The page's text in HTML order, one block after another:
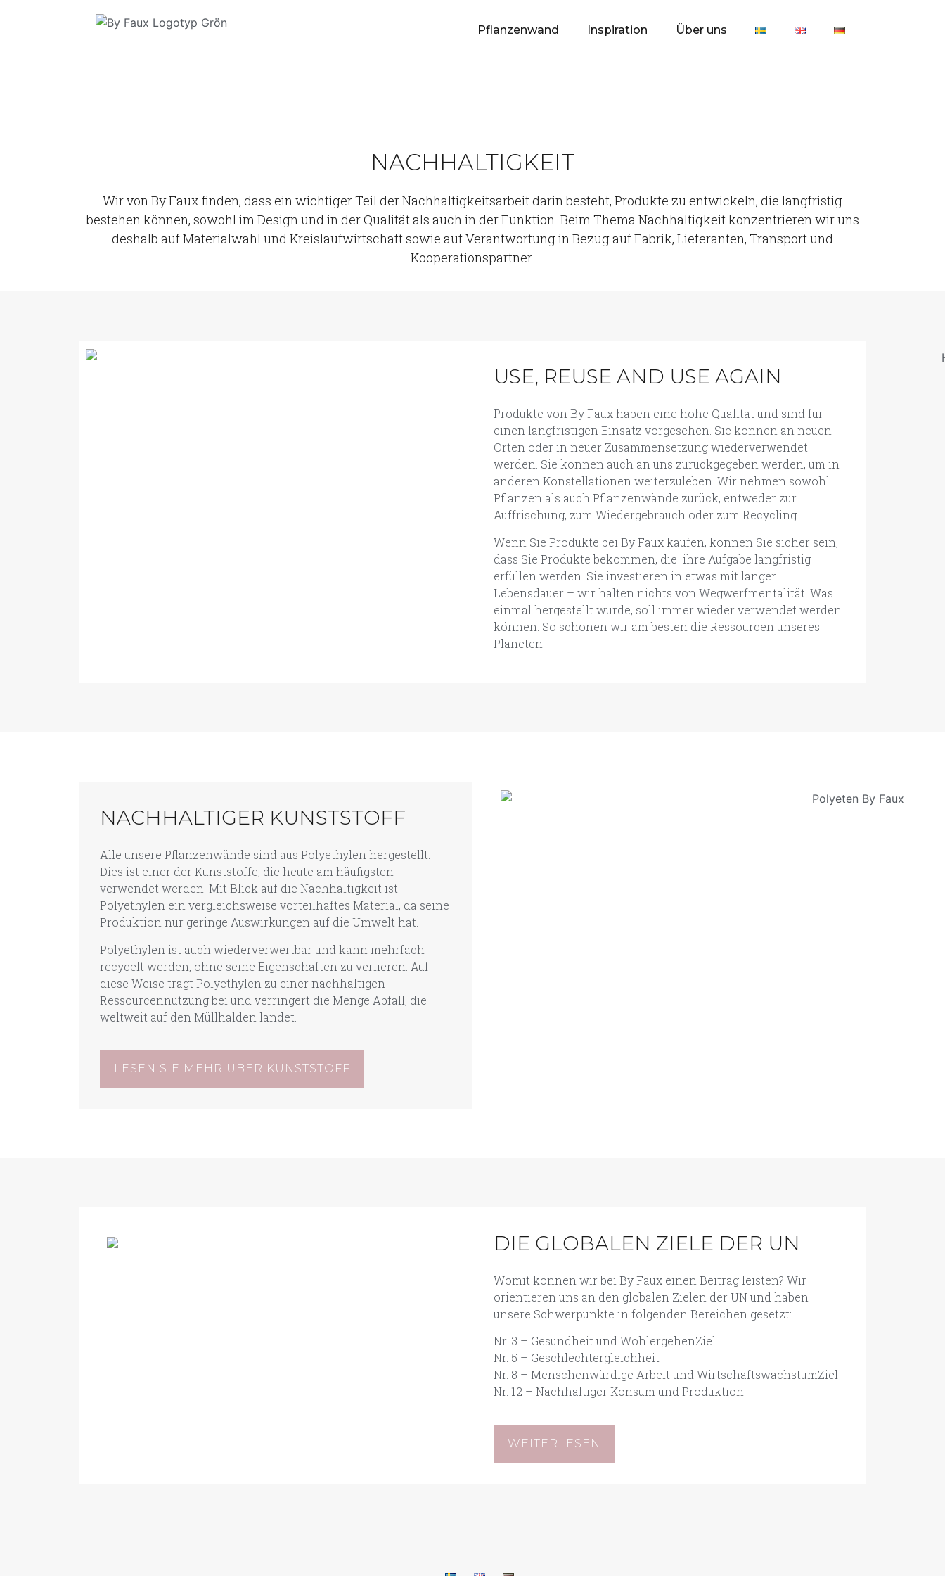
Pflanzenwand Inspiration Über uns
NACHHALTIGKEIT
Wir von By Faux finden, dass ein wichtiger Teil der Nachhaltigkeitsarbeit darin besteht, Produkte zu entwickeln, die langfristig
bestehen können, sowohl im Design und in der Qualität als auch in der Funktion. Beim Thema Nachhaltigkeit konzentrieren wir uns
deshalb auf Materialwahl und Kreislaufwirtschaft sowie auf Verantwortung in Bezug auf Fabrik, Lieferanten, Transport und
Kooperationspartner.
USE, REUSE AND USE AGAIN
Produkte von By Faux haben eine hohe Qualität und sind für
einen langfristigen Einsatz vorgesehen. Sie können an neuen
Orten oder in neuer Zusammensetzung wiederverwendet
werden. Sie können auch an uns zurückgegeben werden, um in
anderen Konstellationen weiterzuleben. Wir nehmen sowohl
Pflanzen als auch Pflanzenwände zurück, entweder zur
Auffrischung, zum Wiedergebrauch oder zum Recycling.
Wenn Sie Produkte bei By Faux kaufen, können Sie sicher sein,
dass Sie Produkte bekommen, die ihre Aufgabe langfristig
erfüllen werden. Sie investieren in etwas mit langer
Lebensdauer – wir halten nichts von Wegwerfmentalität. Was
einmal hergestellt wurde, soll immer wieder verwendet werden
können. So schonen wir am besten die Ressourcen unseres
Planeten.
NACHHALTIGER KUNSTSTOFF
Alle unsere Pflanzenwände sind aus Polyethylen hergestellt.
Dies ist einer der Kunststoffe, die heute am häufigsten
verwendet werden. Mit Blick auf die Nachhaltigkeit ist
Polyethylen ein vergleichsweise vorteilhaftes Material, da seine
Produktion nur geringe Auswirkungen auf die Umwelt hat.
Polyethylen ist auch wiederverwertbar und kann mehrfach
recycelt werden, ohne seine Eigenschaften zu verlieren. Auf
diese Weise trägt Polyethylen zu einer nachhaltigen
Ressourcennutzung bei und verringert die Menge Abfall, die
weltweit auf den Müllhalden landet.
LESEN SIE MEHR ÜBER KUNSTSTOFF
DIE GLOBALEN ZIELE DER UN
Womit können wir bei By Faux einen Beitrag leisten? Wir
orientieren uns an den globalen Zielen der UN und haben
unsere Schwerpunkte in folgenden Bereichen gesetzt:
Nr. 3 – Gesundheit und WohlergehenZiel
Nr. 5 – Geschlechtergleichheit
Nr. 8 – Menschenwürdige Arbeit und WirtschaftswachstumZiel
Nr. 12 – Nachhaltiger Konsum und Produktion
WEITERLESEN